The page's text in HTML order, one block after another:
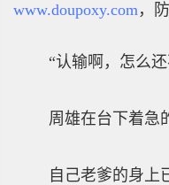
www.doupoxy.com，
“认输啊，怎么
周雄在台下着急的
自己老爹的身上已